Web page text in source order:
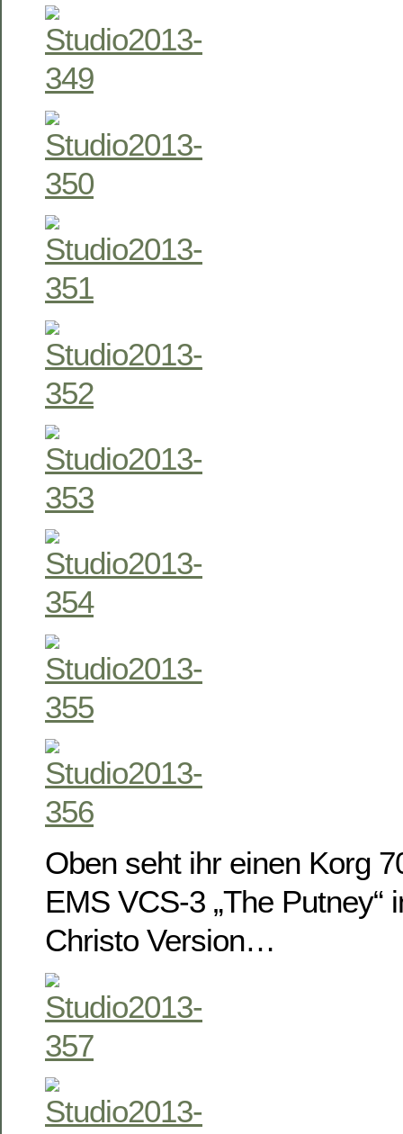
Oben seht ihr einen Korg
EMS VCS-3 „The Putney“
Christo Version…